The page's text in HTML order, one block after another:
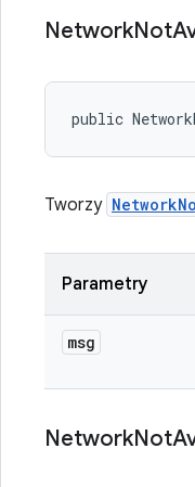
NetworkNot
public
Tworzy
Parametry
msg
NetworkNot